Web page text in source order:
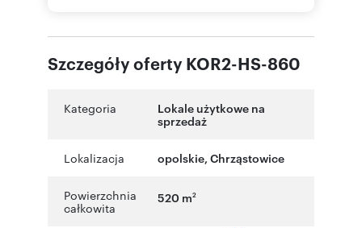
Szczegóły oferty KOR2-HS-860
Kategoria
Lokale użytkowe na
sprzedaż
Lokalizacja opolskie, Chrząstowice
Powierzchnia
całkowita
520 m2